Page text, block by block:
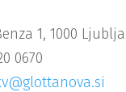
1, 1000
0670